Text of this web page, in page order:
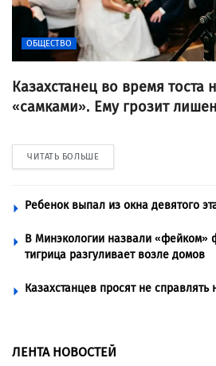
ОБЩЕСТВО
Казахстанец во время тоста
«самками». Ему грозит
ЧИТАТЬ БОЛЬШЕ
Ребенок выпал из окна девятого
В Минэкологии назвали «фейком»
тигрица разгуливает возле домов
Казахстанцев просят не справлять
ЛЕНТА НОВОСТЕЙ